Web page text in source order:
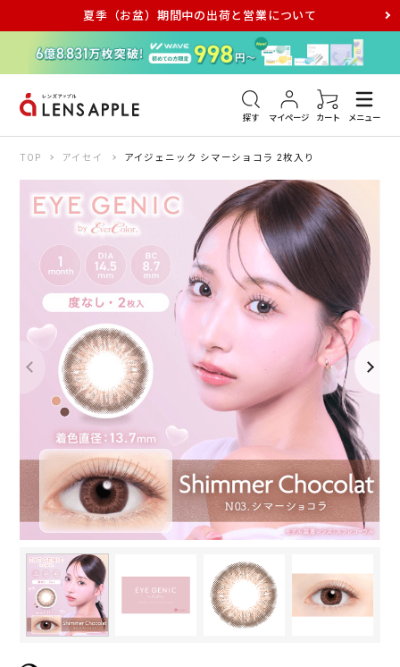
夏季（お盆）期間中の出荷と営業について
探す マイページ カート メニュー
アキュビュー メダリスト メガネ
TOP アイセイ アイジェニック シマーショコラ 2枚入り